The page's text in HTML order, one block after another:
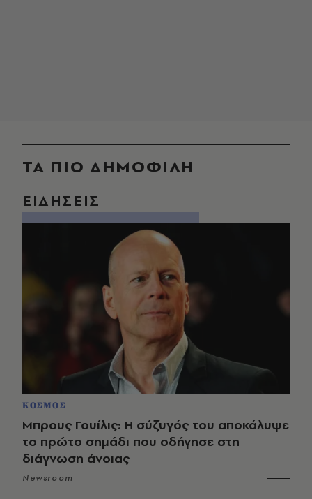
ΤΑ ΠΙΟ ΔΗΜΟΦΙΛΗ
ΕΙΔΗΣΕΙΣ
ΚΟΣΜΟΣ
Μπρους Γουίλις: Η σύζυγός του αποκάλυψε
το πρώτο σημάδι που οδήγησε στη
διάγνωση άνοιας
Newsroom